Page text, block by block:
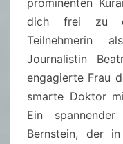
prominenten
dich frei zu
Teilnehmerin
Journalistin
engagierte Frau
smarte Doktor
Ein
Bernstein, der